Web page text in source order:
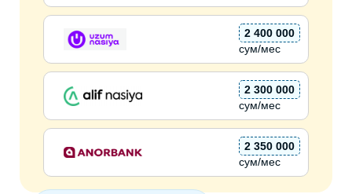
2 400 000
сум/мес
2 300 000
сум/мес
2 350 000
сум/мес